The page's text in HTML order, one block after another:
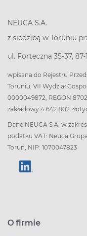
NEUCA S.A.
z siedzibą w Toruniu
ul. Forteczna 35-37, 87-
wpisana do Rejestru
Toruniu, VII Wydział
0000049872, REGON
zakładowy 4 642 802
Dane NEUCA S.A. w
podatku VAT: Neuca
Toruń, NIP: 1070047823
O firmie